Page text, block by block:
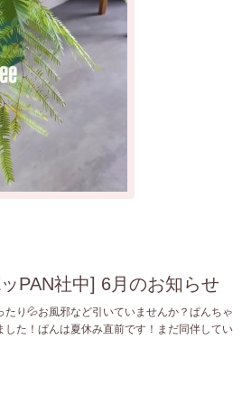
PAN社中] 6月のお知らせ
り💦お風邪など引いていませんか？ぱんちゃ
した！ぱんは夏休み直前です！まだ同伴してい